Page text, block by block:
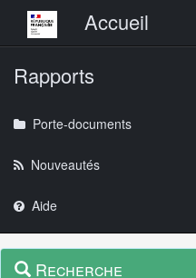
Menu principalAccueil
Rapports
Porte-documents
Nouveautés
Aide
Navigation
Menu
contextuel
Recherche